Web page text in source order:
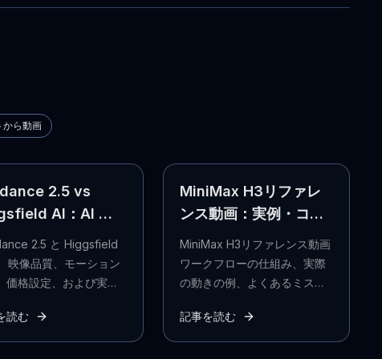
から動画
2.5 vs
AI：AI 動
においてどちら
ているか？
2.5 と Higgsfield
映像品質、モーション
価格設定、および実際
観点から比較し、次回
ジェクトに最適な AI 動
読む
MiniMax H3リファレ
ンス動画：実例・コ
ツ・Seedanceとの比
較
MiniMax H3リファレンス動画
ワークフローの仕組み、実際
の動きの例、よくあるミスの
較を解説します。
記事を読む